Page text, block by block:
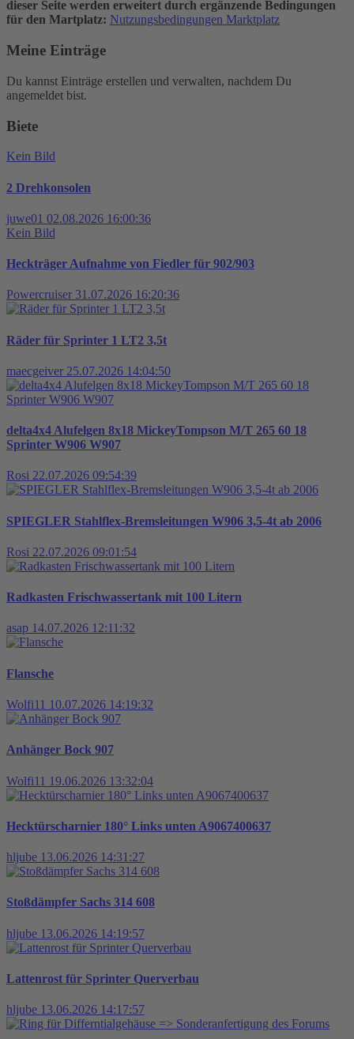
dieser Seite werden erweitert durch ergänzende Bedingungen
für den Martplatz: Nutzungsbedingungen Marktplatz
Meine Einträge
Du kannst Einträge erstellen und verwalten, nachdem Du
angemeldet bist.
Biete
Kein Bild
2 Drehkonsolen
juwe01 02.08.2026 16:00:36
Kein Bild
Heckträger Aufnahme von Fiedler für 902/903
Powercruiser 31.07.2026 16:20:36
Räder für Sprinter 1 LT2 3,5t
maecgeiver 25.07.2026 14:04:50
delta4x4 Alufelgen 8x18 MickeyTompson M/T 265 60 18
Sprinter W906 W907
Rosi 22.07.2026 09:54:39
SPIEGLER Stahlflex-Bremsleitungen W906 3,5-4t ab 2006
Rosi 22.07.2026 09:01:54
Radkasten Frischwassertank mit 100 Litern
asap 14.07.2026 12:11:32
Flansche
Wolfi11 10.07.2026 14:19:32
Anhänger Bock 907
Wolfi11 19.06.2026 13:32:04
Hecktürscharnier 180° Links unten A9067400637
hljube 13.06.2026 14:31:27
Stoßdämpfer Sachs 314 608
hljube 13.06.2026 14:19:57
Lattenrost für Sprinter Querverbau
hljube 13.06.2026 14:17:57